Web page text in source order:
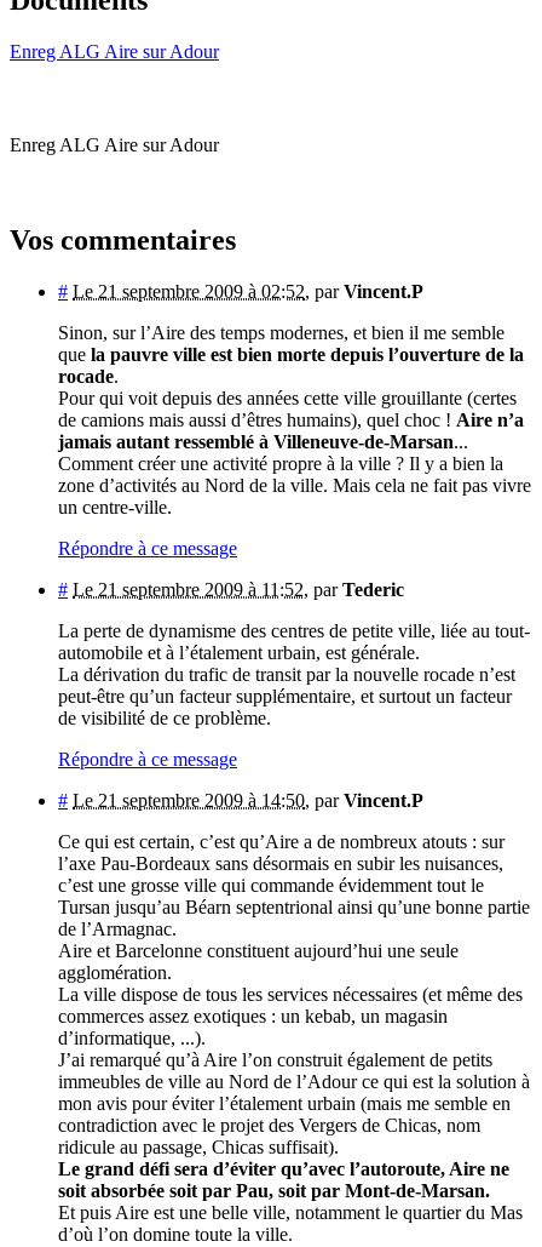
Enreg ALG Aire sur Adour
Enreg ALG Aire sur Adour
Vos commentaires
# Le 21 septembre 2009 à 02:52, parVincent.P
Sinon, sur l’Aire des temps modernes, et bien il me semble
que la pauvre ville est bien morte depuis l’ouverture de la
rocade.
Pour qui voit depuis des années cette ville grouillante (certes
de camions mais aussi d’êtres humains), quel choc ! Aire n’a
jamais autant ressemblé à Villeneuve-de-Marsan...
Comment créer une activité propre à la ville ? Il y a bien la
zone d’activités au Nord de la ville. Mais cela ne fait pas vivre
un centre-ville.
Répondre à ce message
# Le 21 septembre 2009 à 11:52, parTederic
La perte de dynamisme des centres de petite ville, liée au tout-
automobile et à l’étalement urbain, est générale.
La dérivation du trafic de transit par la nouvelle rocade n’est
peut-être qu’un facteur supplémentaire, et surtout un facteur
de visibilité de ce problème.
Répondre à ce message
# Le 21 septembre 2009 à 14:50, parVincent.P
Ce qui est certain, c’est qu’Aire a de nombreux atouts : sur
l’axe Pau-Bordeaux sans désormais en subir les nuisances,
c’est une grosse ville qui commande évidemment tout le
Tursan jusqu’au Béarn septentrional ainsi qu’une bonne partie
de l’Armagnac.
Aire et Barcelonne constituent aujourd’hui une seule
agglomération.
La ville dispose de tous les services nécessaires (et même des
commerces assez exotiques : un kebab, un magasin
d’informatique, ...).
J’ai remarqué qu’à Aire l’on construit également de petits
immeubles de ville au Nord de l’Adour ce qui est la solution à
mon avis pour éviter l’étalement urbain (mais me semble en
contradiction avec le projet des Vergers de Chicas, nom
ridicule au passage, Chicas suffisait).
Le grand défi sera d’éviter qu’avec l’autoroute, Aire ne
soit absorbée soit par Pau, soit par Mont-de-Marsan.
Et puis Aire est une belle ville, notamment le quartier du Mas
d’où l’on domine toute la ville.